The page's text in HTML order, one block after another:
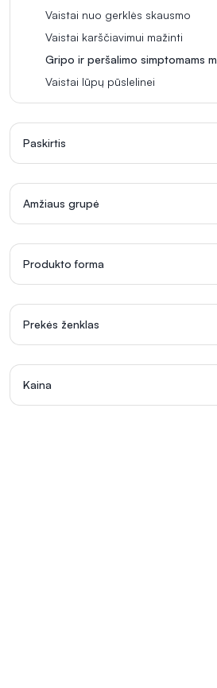
Vaistai nuo gerklės skausmo
Vaistai karščiavimui mažinti
Gripo ir peršalimo simptomams
Vaistai lūpų pūslelinei
Paskirtis
Amžiaus grupė
Produkto forma
Prekės ženklas
Kaina